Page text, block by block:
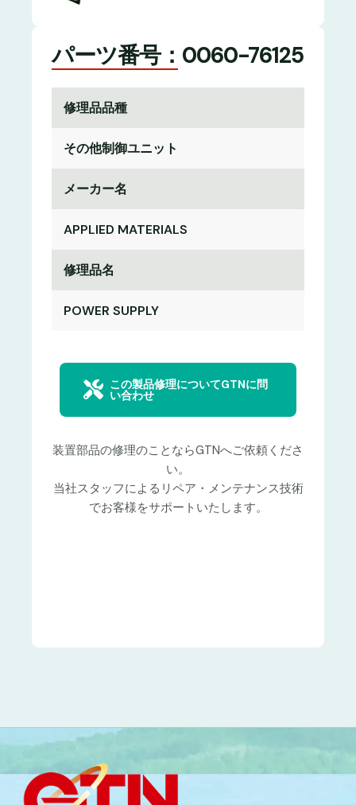
パーツ番号：0060-76125
修理品品種
その他制御ユニット
メーカー名
APPLIED MATERIALS
修理品名
POWER SUPPLY
この製品修理についてGTNに問
い合わせ
装置部品の修理のことならGTNへご依頼くださ
い。
当社スタッフによるリペア・メンテナンス技術
でお客様をサポートいたします。